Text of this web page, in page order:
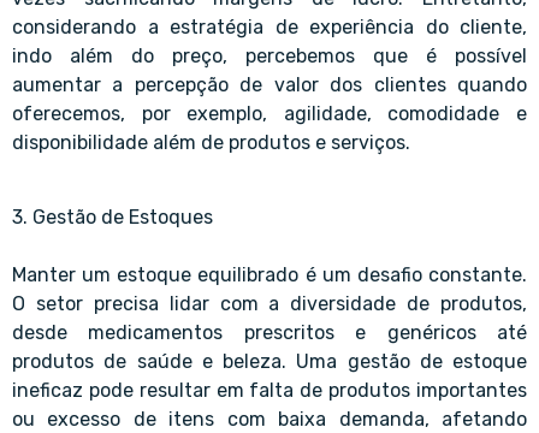
considerando a estratégia de experiência do cliente,
indo além do preço, percebemos que é possível
aumentar a percepção de valor dos clientes quando
oferecemos, por exemplo, agilidade, comodidade e
disponibilidade além de produtos e serviços.
3. Gestão de Estoques
Manter um estoque equilibrado é um desafio constante.
O setor precisa lidar com a diversidade de produtos,
desde medicamentos prescritos e genéricos até
produtos de saúde e beleza. Uma gestão de estoque
ineficaz pode resultar em falta de produtos importantes
ou excesso de itens com baixa demanda, afetando